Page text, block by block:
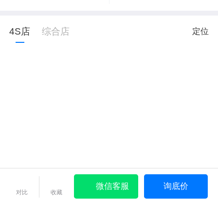
4S店 综合店 定位
对比 收藏
微信客服 询底价